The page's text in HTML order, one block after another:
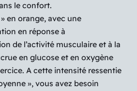
le confort.
en orange, avec une
en réponse à
de l’activité musculaire et à la
en glucose et en oxygène
A cette intensité ressentie
», vous avez besoin